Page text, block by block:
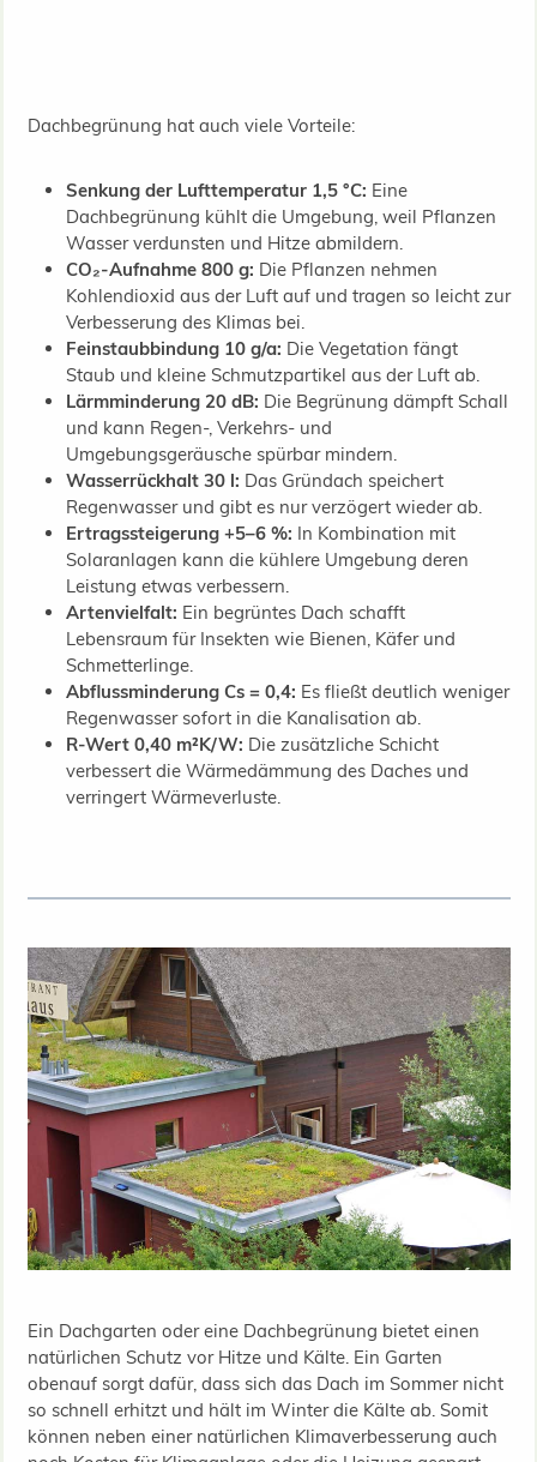
Dachbegrünung hat auch viele Vorteile:
Senkung der Lufttemperatur 1,5 °C: Eine
Dachbegrünung kühlt die Umgebung, weil Pflanzen
Wasser verdunsten und Hitze abmildern.
CO₂-Aufnahme 800 g: Die Pflanzen nehmen
Kohlendioxid aus der Luft auf und tragen so leicht zur
Verbesserung des Klimas bei.
Feinstaubbindung 10 g/a: Die Vegetation fängt
Staub und kleine Schmutzpartikel aus der Luft ab.
Lärmminderung 20 dB: Die Begrünung dämpft Schall
und kann Regen-, Verkehrs- und
Umgebungsgeräusche spürbar mindern.
Wasserrückhalt 30 l: Das Gründach speichert
Regenwasser und gibt es nur verzögert wieder ab.
Ertragssteigerung +5–6 %: In Kombination mit
Solaranlagen kann die kühlere Umgebung deren
Leistung etwas verbessern.
Artenvielfalt: Ein begrüntes Dach schafft
Lebensraum für Insekten wie Bienen, Käfer und
Schmetterlinge.
Abflussminderung Cs = 0,4: Es fließt deutlich weniger
Regenwasser sofort in die Kanalisation ab.
R-Wert 0,40 m²K/W: Die zusätzliche Schicht
verbessert die Wärmedämmung des Daches und
verringert Wärmeverluste.
Ein Dachgarten oder eine Dachbegrünung bietet einen
natürlichen Schutz vor Hitze und Kälte. Ein Garten
obenauf sorgt dafür, dass sich das Dach im Sommer nicht
so schnell erhitzt und hält im Winter die Kälte ab. Somit
können neben einer natürlichen Klimaverbesserung auch